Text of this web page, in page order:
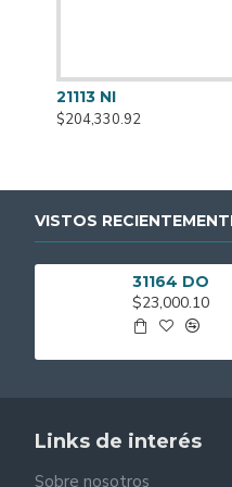
Disponible en 3
Medidas: 21cm de
21113 NI
$204,330.92
VISTOS
31164 DO
$23,000.10
Links de interés
Sobre nosotros